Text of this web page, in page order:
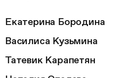
Екатерина Бородина
Василиса Кузьмина
Татевик Карапетян